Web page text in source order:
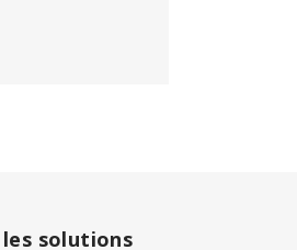
solutions